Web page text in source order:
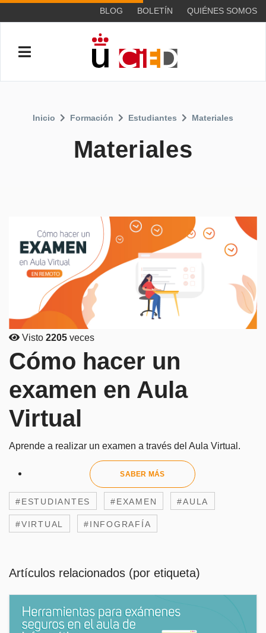
BLOG BOLETÍN QUIÉNES SOMOS
Materiales
Inicio Formación Estudiantes Materiales
Visto 2205 veces
Cómo hacer un
examen en Aula
Virtual
Aprende a realizar un examen a través del Aula Virtual.
SABER MÁS
#ESTUDIANTES #EXAMEN #AULA
#VIRTUAL #INFOGRAFÍA
Artículos relacionados (por etiqueta)